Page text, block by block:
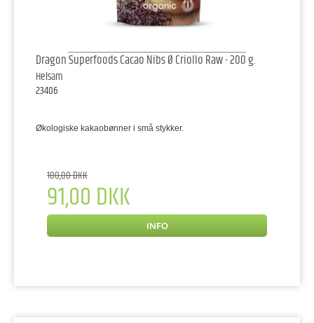
Dragon Superfoods Cacao Nibs Ø Criollo Raw - 200 g.
Helsam
23406
Økologiske kakaobønner i små stykker.
100,00 DKK
91,00 DKK
INFO